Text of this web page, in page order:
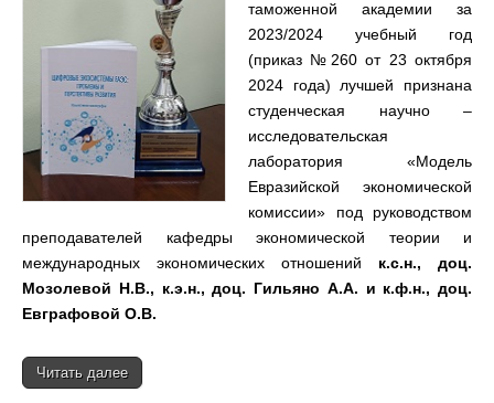
таможенной академии за
2023/2024 учебный год
(приказ №260 от 23 октября
2024 года) лучшей признана
студенческая научно –
исследовательская
лаборатория «Модель
Евразийской экономической
комиссии» под руководством
преподавателей кафедры экономической теории и
международных экономических отношений к.с.н., доц.
Мозолевой Н.В., к.э.н., доц. Гильяно А.А. и к.ф.н., доц.
Евграфовой О.В.
Читать далее